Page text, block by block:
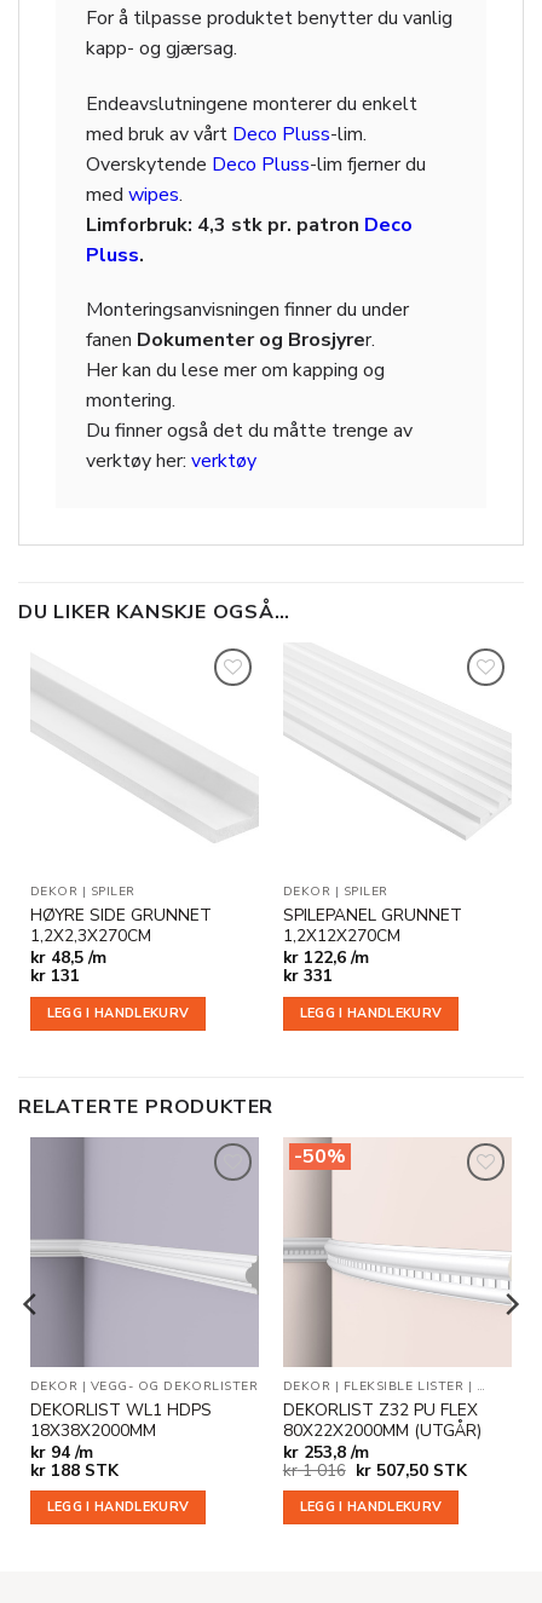
For å tilpasse produktet benytter du vanlig
kapp- og gjærsag.
Endeavslutningene monterer du enkelt
med bruk av vårt Deco Pluss-lim.
Overskytende Deco Pluss-lim fjerner du
med wipes.
Limforbruk: 4,3 stk pr. patron Deco
Pluss.
Monteringsanvisningen finner du under
fanen Dokumenter og Brosjyrer.
Her kan du lese mer om kapping og
montering.
Du finner også det du måtte trenge av
verktøy her: verktøy
DU LIKER KANSKJE OGSÅ…
ønskeliste
DEKOR | SPILER
HØYRE SIDE GRUNNET
1,2X2,3X270CM
kr48,5 /m
kr131
LEGG I HANDLEKURV
Legg til
DEKOR | SPILER
SPILEPANEL GRUNNET
1,2X12X270CM
kr122,6 /m
kr331
LEGG I HANDLEKURV
RELATERTE PRODUKTER
ønskeliste
DEKOR | VEGG- OG DEKORLISTER
DEKORLIST WL1 HDPS
18X38X2000MM
kr94 /m
kr188 STK
LEGG I HANDLEKURV
-50%
ønskeliste
DEKOR | FLEKSIBLE LISTER | OUTLET
DEKORLIST Z32 PU FLEX
80X22X2000MM (UTGÅR)
kr253,8 /m
kr1 016 Opprinnelig
var:
kr 1
016.
kr507,50Nåværende
er:
kr 507,50.
STK
LEGG I HANDLEKURV